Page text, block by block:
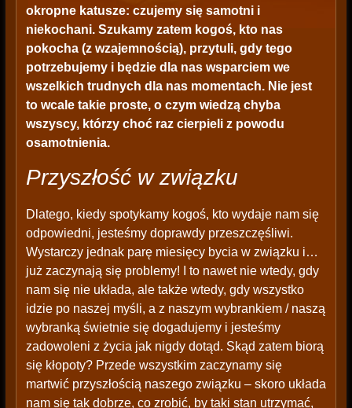
okropne katusze: czujemy się samotni i
niekochani. Szukamy zatem kogoś, kto nas
pokocha (z wzajemnością), przytuli, gdy tego
potrzebujemy i będzie dla nas wsparciem we
wszelkich trudnych dla nas momentach. Nie jest
to wcale takie proste, o czym wiedzą chyba
wszyscy, którzy choć raz cierpieli z powodu
osamotnienia.
Przyszłość w związku
Dlatego, kiedy spotykamy kogoś, kto wydaje nam się
odpowiedni, jesteśmy doprawdy przeszczęśliwi.
Wystarczy jednak parę miesięcy bycia w związku i…
już zaczynają się problemy! I to nawet nie wtedy, gdy
nam się nie układa, ale także wtedy, gdy wszystko
idzie po naszej myśli, a z naszym wybrankiem / naszą
wybranką świetnie się dogadujemy i jesteśmy
zadowoleni z życia jak nigdy dotąd. Skąd zatem biorą
się kłopoty? Przede wszystkim zaczynamy się
martwić przyszłością naszego związku – skoro układa
nam się tak dobrze, co zrobić, by taki stan utrzymać,